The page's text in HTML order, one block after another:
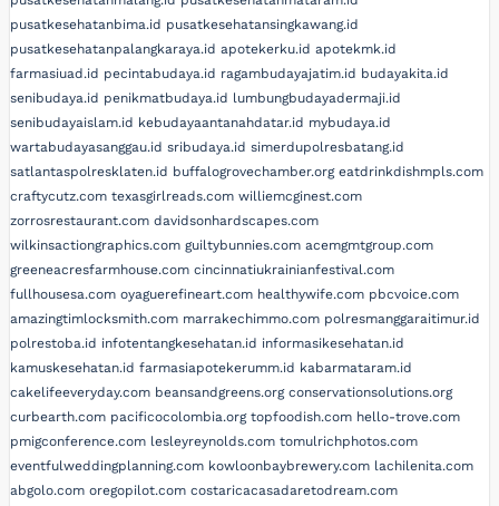
pusatkesehatanbima.id pusatkesehatansingkawang.id
pusatkesehatanpalangkaraya.id apotekerku.id apotekmk.id
farmasiuad.id pecintabudaya.id ragambudayajatim.id budayakita.id
senibudaya.id penikmatbudaya.id lumbungbudayadermaji.id
senibudayaislam.id kebudayaantanahdatar.id mybudaya.id
wartabudayasanggau.id sribudaya.id simerdupolresbatang.id
satlantaspolresklaten.id buffalogrovechamber.org eatdrinkdishmpls.com
craftycutz.com texasgirlreads.com williemcginest.com
zorrosrestaurant.com davidsonhardscapes.com
wilkinsactiongraphics.com guiltybunnies.com acemgmtgroup.com
greeneacresfarmhouse.com cincinnatiukrainianfestival.com
fullhousesa.com oyaguerefineart.com healthywife.com pbcvoice.com
amazingtimlocksmith.com marrakechimmo.com polresmanggaraitimur.id
polrestoba.id infotentangkesehatan.id informasikesehatan.id
kamuskesehatan.id farmasiapotekerumm.id kabarmataram.id
cakelifeeveryday.com beansandgreens.org conservationsolutions.org
curbearth.com pacificocolombia.org topfoodish.com hello-trove.com
pmigconference.com lesleyreynolds.com tomulrichphotos.com
eventfulweddingplanning.com kowloonbaybrewery.com lachilenita.com
abgolo.com oregopilot.com costaricacasadaretodream.com